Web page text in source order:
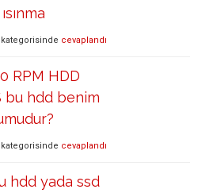
kategorisinde cevaplandı
RPM HDD
bu hdd benim
kategorisinde cevaplandı
hdd yada ssd